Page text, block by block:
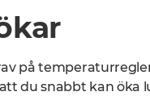
på
du snabbt kan öka